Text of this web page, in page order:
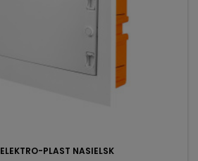
ELEKTRO-PLAST NASIELSK